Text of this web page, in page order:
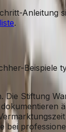
Anleitung
.
Beispiele
Die Stiftung
bei